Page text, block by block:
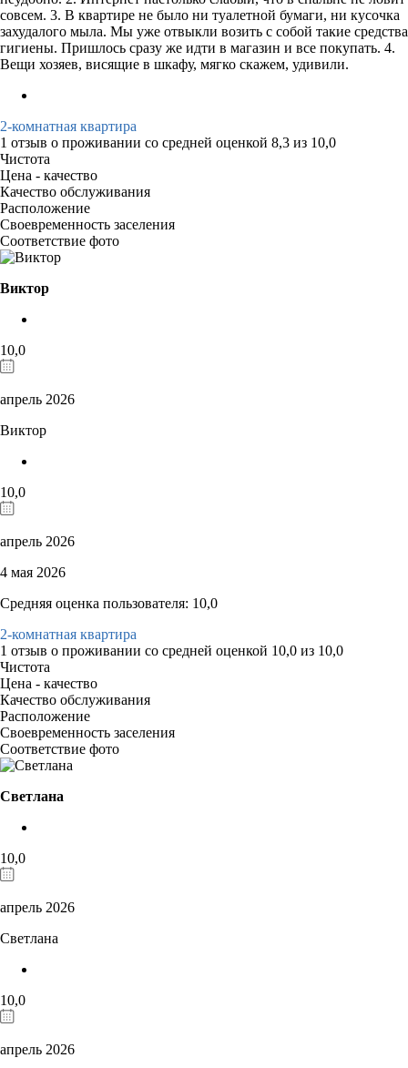
совсем. 3. В квартире не было ни туалетной бумаги, ни кусочка
захудалого мыла. Мы уже отвыкли возить с собой такие средства
гигиены. Пришлось сразу же идти в магазин и все покупать. 4.
Вещи хозяев, висящие в шкафу, мягко скажем, удивили.
2-комнатная квартира
1 отзыв о проживании со средней оценкой 8,3 из 10,0
Чистота
Цена - качество
Качество обслуживания
Расположение
Своевременность заселения
Соответствие фото
Виктор
10,0
апрель 2026
Виктор
10,0
апрель 2026
4 мая 2026
Средняя оценка пользователя: 10,0
2-комнатная квартира
1 отзыв о проживании со средней оценкой 10,0 из 10,0
Чистота
Цена - качество
Качество обслуживания
Расположение
Своевременность заселения
Соответствие фото
Светлана
10,0
апрель 2026
Светлана
10,0
апрель 2026